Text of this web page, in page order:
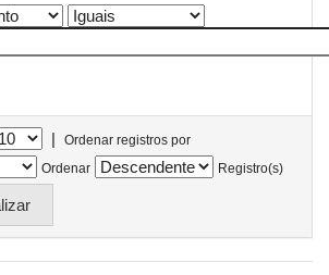
|
Ordenar registros por
Ordenar
Registro(s)